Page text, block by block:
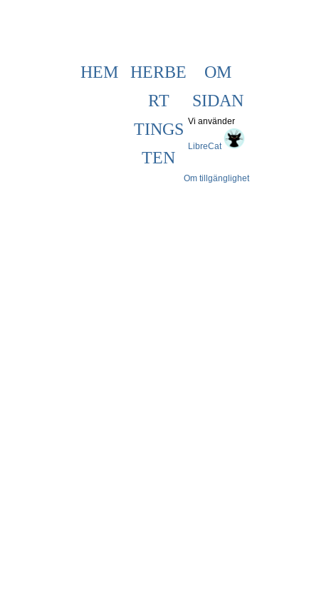
HEM
HERBE
RT
TINGS
TEN
OM
SIDAN
Om tillgänglighet
Vi använder
LibreCat